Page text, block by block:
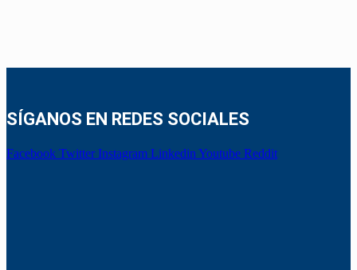
SÍGANOS EN REDES SOCIALES
Facebook Twitter Instagram Linkedin Youtube Reddit